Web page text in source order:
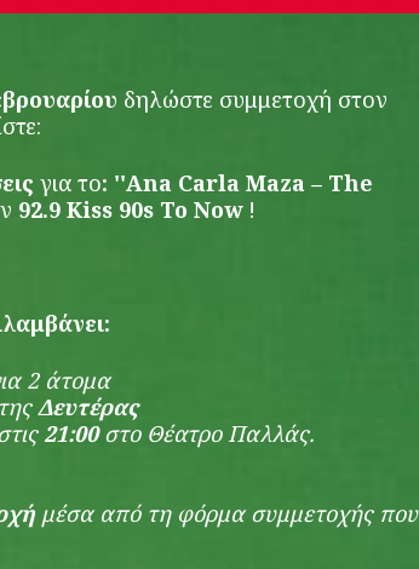
δηλώστε συμμετοχή στον
για το: ''Ana Carla Maza – The
92.9 Kiss 90s To Now !
2 άτομα
Δευτέρας
21:00στο Θέατρο Παλλάς.
μέσα από τη φόρμα συμμετοχής που